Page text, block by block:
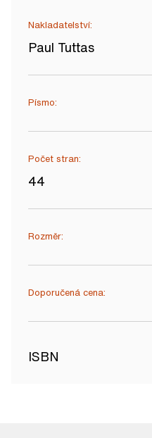
Nakladatelství:
Paul Tuttas
Písmo:
Počet stran:
44
Rozměr:
Doporučená cena:
ISBN